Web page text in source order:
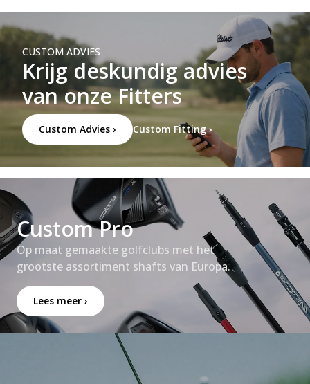
CUSTOM ADVIES
Krijg deskundig advies
van onze Fitters
Custom Advies › Custom Fitting ›
Custom Pro
Op maat gemaakte golfclubs met het
grootste assortiment shafts van Europa.
Lees meer ›